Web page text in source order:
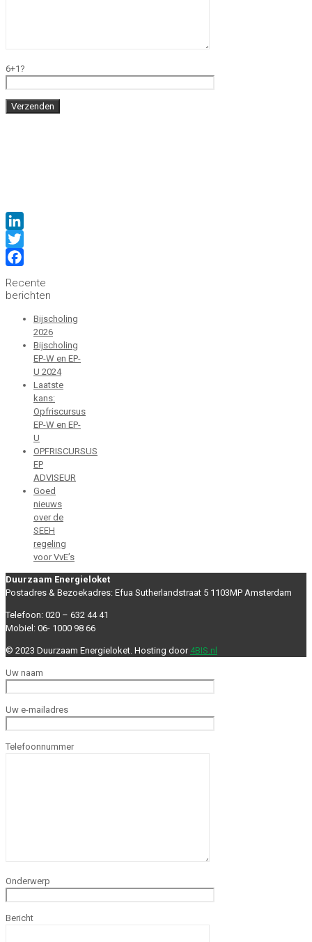
6+1?
LinkedIn
Twitter
Recente
berichten
Bijscholing
2026
Bijscholing
EP-W en EP-
U 2024
Laatste
kans:
Opfriscursus
EP-W en EP-
U
OPFRISCURSUS
EP
ADVISEUR
Goed
nieuws
over de
SEEH
regeling
voor VvE’s
Duurzaam Energieloket
Postadres & Bezoekadres: Efua Sutherlandstraat 5 1103MP Amsterdam
Telefoon: 020 – 632 44 41
Mobiel: 06- 1000 98 66
© 2023 Duurzaam Energieloket. Hosting door 4BIS.nl
Uw naam
Uw e-mailadres
Telefoonnummer
Onderwerp
Bericht